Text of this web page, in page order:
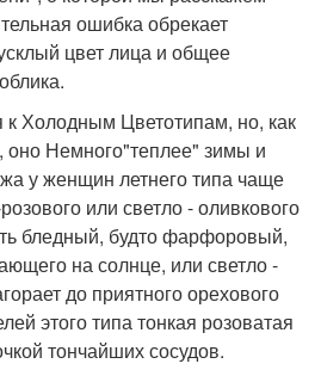
ошибка обрекает
цвет лица и общее
к Холодным Цветотипам, но, как
Немного"теплее" зимы и
у женщин летнего типа чаще
или светло - оливкового
бледный, будто фарфоровый,
на солнце, или светло -
до приятного орехового
этого типа тонкая розоватая
тончайших сосудов.